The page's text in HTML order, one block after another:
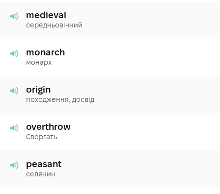
medieval
середньовічний
monarch
монарх
origin
походження, досвід
overthrow
Свергать
peasant
селянин